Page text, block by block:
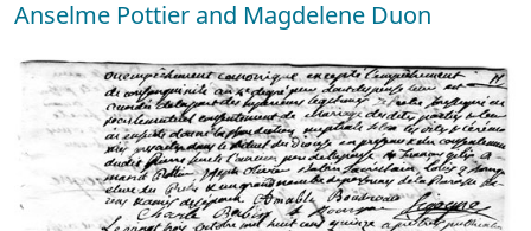
Anselme Pottier and Magdelene Duon